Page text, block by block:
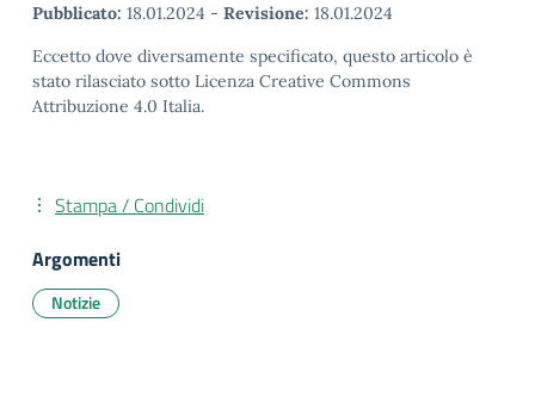
Pubblicato: 18.01.2024 - Revisione: 18.01.2024
Eccetto dove diversamente specificato, questo articolo è
stato rilasciato sotto Licenza Creative Commons
Attribuzione 4.0 Italia.
Stampa / Condividi
Argomenti
Notizie